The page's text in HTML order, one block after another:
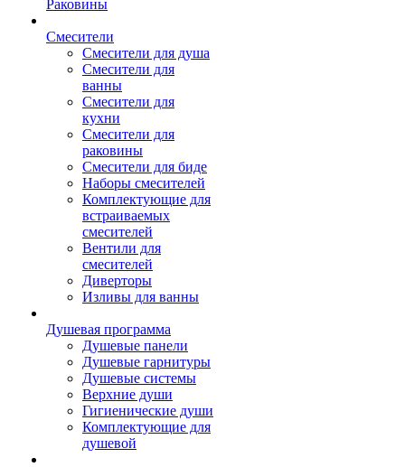
Раковины
Смесители
Смесители для душа
Смесители для
ванны
Смесители для
кухни
Смесители для
раковины
Смесители для биде
Наборы смесителей
Комплектующие для
встраиваемых
смесителей
Вентили для
смесителей
Диверторы
Изливы для ванны
Душевая программа
Душевые панели
Душевые гарнитуры
Душевые системы
Верхние души
Гигиенические души
Комплектующие для
душевой